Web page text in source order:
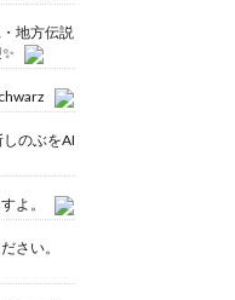
地方伝説
のぶをAI
よ。
さい。